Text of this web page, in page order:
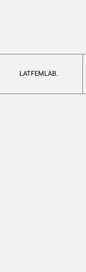
LATFEMLAB.